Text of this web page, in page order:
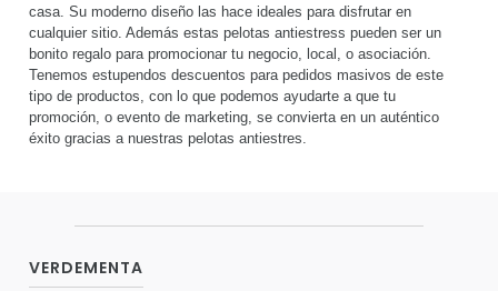
casa. Su moderno diseño las hace ideales para disfrutar en
cualquier sitio. Además estas pelotas antiestress pueden ser un
bonito regalo para promocionar tu negocio, local, o asociación.
Tenemos estupendos descuentos para pedidos masivos de este
tipo de productos, con lo que podemos ayudarte a que tu
promoción, o evento de marketing, se convierta en un auténtico
éxito gracias a nuestras pelotas antiestres.
VERDEMENTA